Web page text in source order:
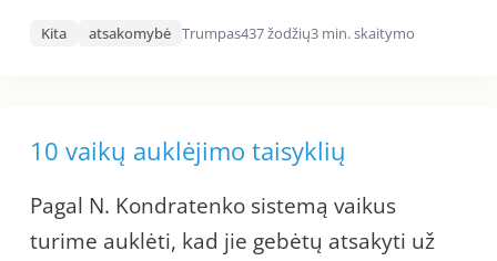
Kita atsakomybė Trumpas437 žodžių3 min. skaitymo
10 vaikų auklėjimo taisyklių
Pagal N. Kondratenko sistemą vaikus
turime auklėti, kad jie gebėtų atsakyti už